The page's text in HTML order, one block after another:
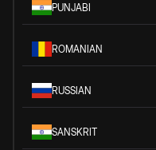
PUNJABI
ROMANIAN
RUSSIAN
SANSKRIT